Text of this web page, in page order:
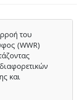
του
(WWR)
και